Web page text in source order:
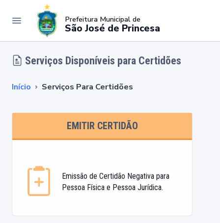
Prefeitura Municipal de
São José de Princesa
Serviços Disponíveis para Certidões
Início Serviços Para Certidões
EMITIR CERTIDÃO
Emissão de Certidão Negativa para
Pessoa Física e Pessoa Jurídica.